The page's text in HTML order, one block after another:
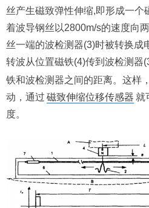
丝产生磁致弹性伸缩,即形成一个
着波导钢丝以2800m/s的速度向
丝一端的波检测器(3)时被转换成
转波从位置磁铁(4)传到波检测器
铁和波检测器之间的距离。这样
动，通过 磁致伸缩位移传感器 就
度。